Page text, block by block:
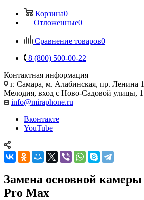
Корзина0
Отложенные0
Сравнение товаров0
8 (800) 500-00-22
Контактная информация
г. Самара, м. Алабинская, пр. Ленина
Мелодия, вход с Ново-Садовой улицы, 1
info@miraphone.ru
Вконтакте
YouTube
Замена основной камеры
Pro Max